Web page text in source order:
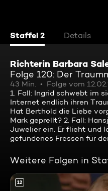
Staffel 2 Details
Richterin Barbara
Folge 120: Der
43 Min. Folge vom
1. Fall: Ingrid schwebt im
Internet endlich ihren
Hat Berthold die Liebe
Mark geprellt? 2. Fall:
Juwelier ein. Er flieht und
gefundenes Fressen für
Weitere Folgen in
12